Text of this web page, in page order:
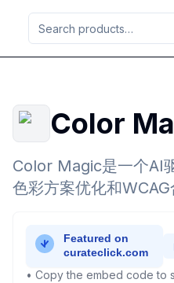
Color
Color Magic是一个AI
色彩方案优化和
• Copy the embed code to